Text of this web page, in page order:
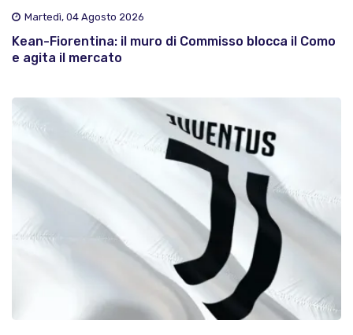
Martedì, 04 Agosto 2026
Kean-Fiorentina: il muro di Commisso blocca il Como
e agita il mercato